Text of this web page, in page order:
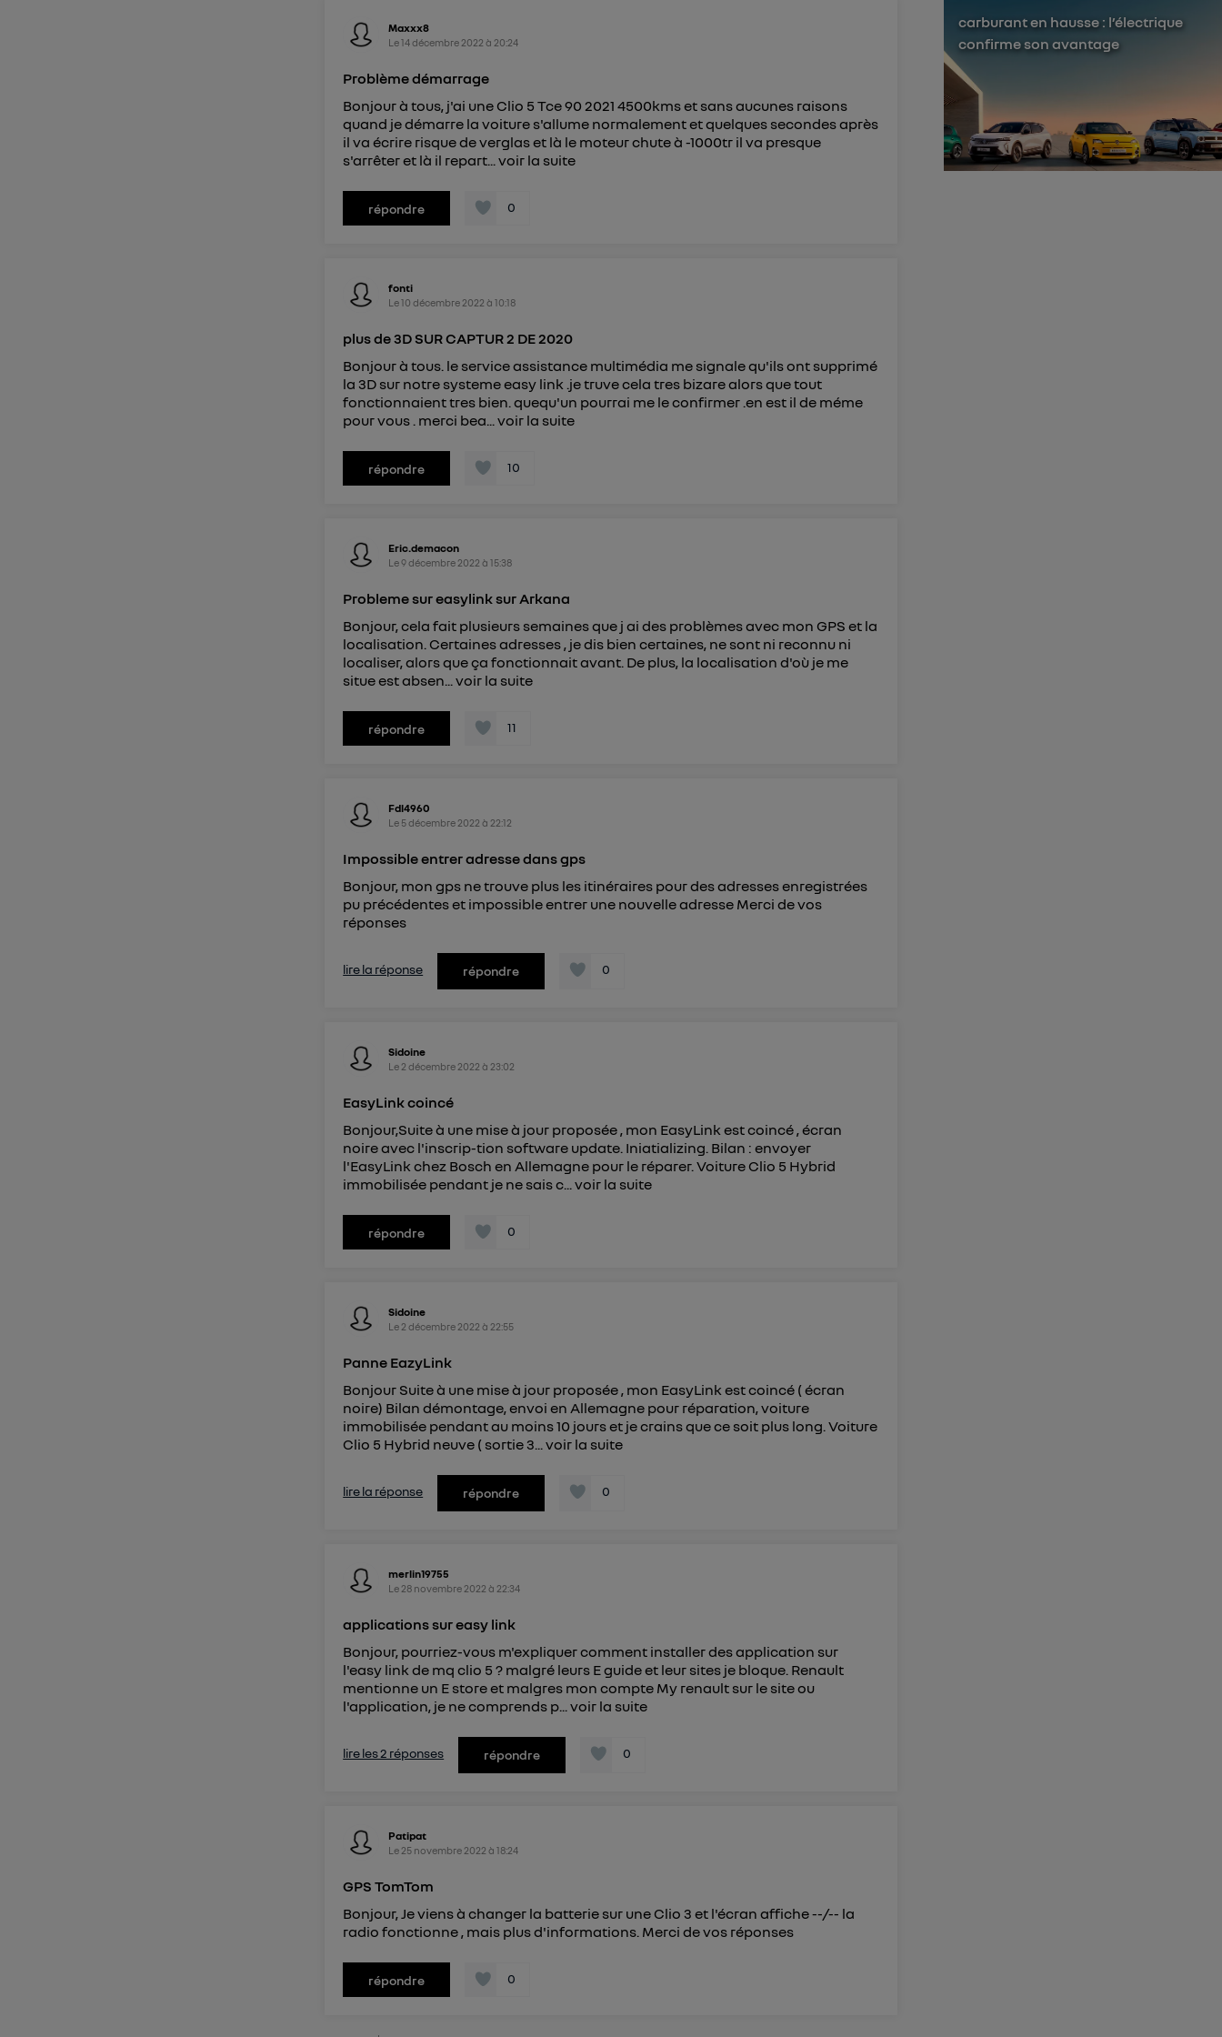
Maxxx8
Le14 décembre 2022 à 20:24
Problème démarrage
Bonjour à tous, j'ai une Clio 5 Tce 90 2021 4500kms et sans aucunes raisons
quand je démarre la voiture s'allume normalement et quelques secondes après
il va écrire risque de verglas et là le moteur chute à -1000tr il va presque
s'arrêter et là il repart...voir la suite
répondre 0
fonti
Le10 décembre 2022 à10:18
plus de 3D SUR CAPTUR 2 DE 2020
Bonjour à tous. le service assistance multimédia me signale qu'ils ont supprimé
la 3D sur notre systeme easy link .je truve cela tres bizare alors que tout
fonctionnaient tres bien. quequ'un pourrai me le confirmer .en est il de méme
pour vous . merci bea...voir la suite
répondre 10
Eric.demacon
Le9 décembre 2022 à15:38
Probleme sur easylink sur Arkana
Bonjour, cela fait plusieurs semaines que j ai des problèmes avec mon GPS et la
localisation. Certaines adresses , je dis bien certaines, ne sont ni reconnu ni
localiser, alors que ça fonctionnait avant. De plus, la localisation d'où je me
situe est absen...voir la suite
répondre 11
Fdl4960
Le 5 décembre 2022 à 22:12
Impossible entrer adresse dans gps
Bonjour, mon gps ne trouve plus les itinéraires pour des adresses enregistrées
pu précédentes et impossible entrer une nouvelle adresse Merci de vos
réponses
lire la réponse répondre 0
Sidoine
Le 2 décembre 2022 à 23:02
EasyLink coincé
Bonjour,Suite à une mise à jour proposée , mon EasyLink est coincé , écran
noire avec l'inscrip-tion software update. Iniatializing. Bilan : envoyer
l'EasyLink chez Bosch en Allemagne pour le réparer. Voiture Clio 5 Hybrid
immobilisée pendant je ne sais c...voir la suite
répondre 0
Sidoine
Le 2 décembre 2022 à 22:55
Panne EazyLink
Bonjour Suite à une mise à jour proposée , mon EasyLink est coincé ( écran
noire) Bilan démontage, envoi en Allemagne pour réparation, voiture
immobilisée pendant au moins 10 jours et je crains que ce soit plus long. Voiture
Clio 5 Hybrid neuve ( sortie 3...voir la suite
lire la réponse répondre 0
merlin19755
Le 28 novembre 2022 à 22:34
applications sur easy link
Bonjour, pourriez-vous m'expliquer comment installer des application sur
l'easy link de mq clio 5 ? malgré leurs E guide et leur sites je bloque. Renault
mentionne un E store et malgres mon compte My renault sur le site ou
l'application, je ne comprends p...voir la suite
lire les 2 réponses répondre 0
Patipat
Le 25 novembre 2022 à18:24
GPS TomTom
Bonjour, Je viens à changer la batterie sur une Clio 3 et l'écran affiche --/-- la
radio fonctionne , mais plus d'informations. Merci de vos réponses
répondre 0
carburant en hausse : l’électrique
confirme son avantage
Pour une connexion foyer
Vous pouvez à tout moment retirer ce consentement sur
") ou via la page « gérer Utiq » en bas de ce site. Pour plus
d'informations, veuillez consulterla Politique d'information sur les données
personnelles d'Utiq